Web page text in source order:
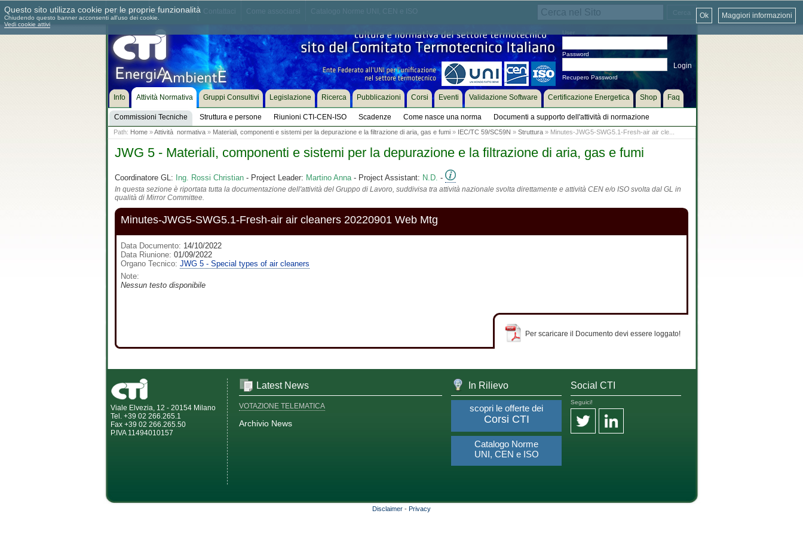
Chi siamo Dove siamo
Password
Recupero Password
Info Attività Normativa
Commissioni Tecniche Struttura e persone Riunioni CTI-CEN-ISO Scadenze Come nasce una norma Documenti a supporto dell'attività di normazione
Gruppi Consultivi Legislazione Ricerca Pubblicazioni Corsi Eventi Validazione Software Certificazione Energetica Shop Faq
Path: Home»Attività normativa» Materiali, componenti e sistemi per la depurazione e la filtrazione di aria, gas e fumi» IEC/TC 59/SC59N » Struttura» Minutes-JWG5-SWG5.1-Fresh-air air cle...
JWG 5 - Materiali, componenti e sistemi per la depurazione e la filtrazione di aria, gas e fumi
Coordinatore GL: Ing. Rossi Christian- Project Leader: Martino Anna- Project Assistant: N.D. -
In questa sezione è riportata tutta la documentazione dell'attività del Gruppo di Lavoro, suddivisa tra attività nazionale svolta direttamente e attività CEN e/o ISO svolta dal GL in
qualità di Mirror Committee.
Minutes-JWG5-SWG5.1-Fresh-air air cleaners 20220901 Web Mtg
Data Documento: 14/10/2022
Data Riunione: 01/09/2022
Organo Tecnico: JWG 5 - Special types of air cleaners
Note:
Nessun testo disponibile
Per scaricare il Documento devi essere loggato!
Viale Elvezia, 12 - 20154 Milano
Tel. +39 02 266.265.1
Fax +39 02 266.265.50
P.IVA 11494010157
Latest News
VOTAZIONE TELEMATICA
Archivio News
In Rilievo
scopri le offerte dei
Corsi CTI
Catalogo Norme
UNI, CEN e ISO
Social CTI
Seguici!
Disclaimer - Privacy
Questo sito utilizza cookie per le proprie funzionalità
Chiudendo questo banner acconsenti all'uso dei cookie.
Vedi cookie attivi
Maggiori informazioni
Ok